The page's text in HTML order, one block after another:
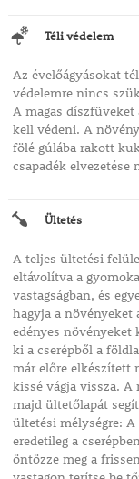
Téli védelem
Az évelőágyásokat
védelemre nincs
A magas díszfüveket
kell védeni. A
fölé gúlába rakott
csapadék elvezetése
Ültetés
A teljes ültetési
eltávolítva a
vastagságban, és
hagyja a növényeket
edényes növényeket
ki a cserépből a
már előre elkészített
kissé vágja vissza.
majd ültetőlapát
ültetési mélységre:
eredetileg a
öntözze meg a